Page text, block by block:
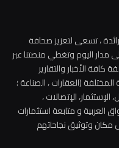
، تسعى لتعزيز صحافة
مدار اليوم وتغطي منصتنا عبر
كافة الأخبار والتقارير
(العقارات ، الصناعة ؛
الإستثمار، الإتصالات ،
العربية و متابعة استثمارات
وتوثيق نجاحاتهم